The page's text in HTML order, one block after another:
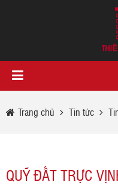
Trang chủ Tin tức
QUỸ ĐẤT TRỰC